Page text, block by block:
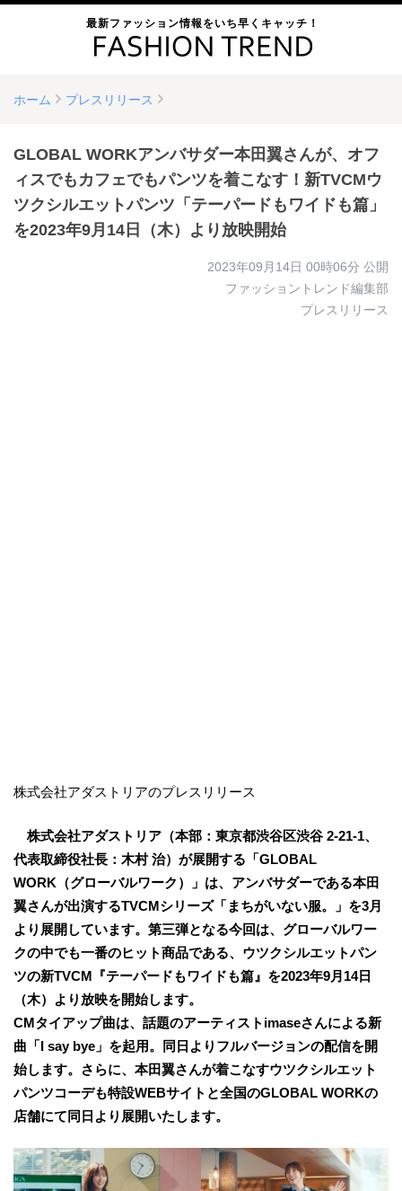
最新ファッション情報をいち早くキャッチ！
ホーム プレスリリース
GLOBAL WORKアンバサダー本田翼さんが、オフ
ィスでもカフェでもパンツを着こなす！新TVCMウ
ツクシルエットパンツ「テーパードもワイドも篇」
を2023年9月14日（木）より放映開始
2023年09月14日 00時06分 公開
ファッショントレンド編集部
プレスリリース
株式会社アダストリアのプレスリリース
株式会社アダストリア（本部：東京都渋谷区渋谷 2-21-1、
代表取締役社長：木村 治）が展開する「GLOBAL
WORK（グローバルワーク）」は、アンバサダーである本田
翼さんが出演するTVCMシリーズ「まちがいない服。」を3月
より展開しています。第三弾となる今回は、グローバルワー
クの中でも一番のヒット商品である、ウツクシルエットパン
ツの新TVCM『テーパードもワイドも篇』を2023年9月14日
（木）より放映を開始します。
CMタイアップ曲は、話題のアーティストimaseさんによる新
曲「I say bye」を起用。同日よりフルバージョンの配信を開
始します。さらに、本田翼さんが着こなすウツクシルエット
パンツコーデも特設WEBサイトと全国のGLOBAL WORKの
店舗にて同日より展開いたします。